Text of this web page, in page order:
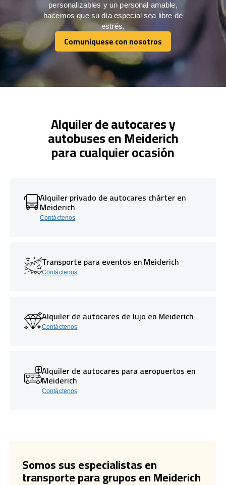
personalizables y un personal amable,
hacemos que su día especial sea libre de
estrés.
Comuníquese con nosotros
Comuníquese con nosotros
Alquiler de autocares y
autobuses en Meiderich
para cualquier ocasión
Alquiler privado de autocares chárter en
Meiderich
Contáctenos
Transporte para eventos en Meiderich
Contáctenos
Alquiler de autocares de lujo en Meiderich
Contáctenos
Alquiler de autocares para aeropuertos en
Meiderich
Contáctenos
Somos sus especialistas en
transporte para grupos en Meiderich